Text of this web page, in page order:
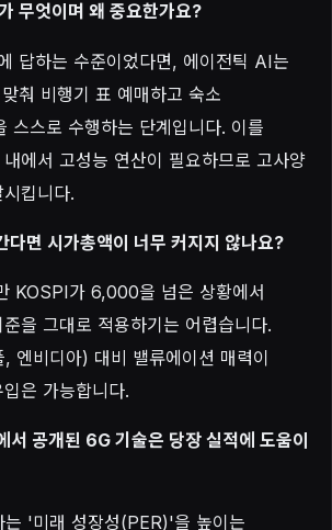
무엇이며 왜 중요한가요?
답하는 수준이었다면, 에이전틱 AI는
춰 비행기 표 예매하고 숙소
스스로 수행하는 단계입니다. 이를
에서 고성능 연산이 필요하므로 고사양
킵니다.
면 시가총액이 너무 커지지 않나요?
KOSPI가 6,000을 넘은 상황에서
을 그대로 적용하기는 어렵습니다.
엔비디아) 대비 밸류에이션 매력이
은 가능합니다.
공개된 6G 기술은 당장 실적에 도움이
는 '미래 성장성(PER)'을 높이는